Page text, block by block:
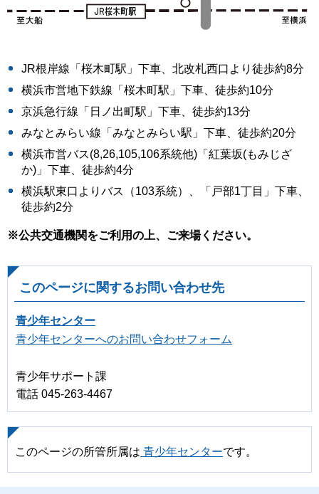
JR根岸線「桜木町駅」下車、北改札西口より徒歩約8分
横浜市営地下鉄線「桜木町駅」下車、徒歩約10分
京浜急行線「日ノ出町駅」下車、徒歩約13分
みなとみらい線「みなとみらい駅」下車、徒歩約20分
横浜市営バス(8,26,105,106系統他)「紅葉坂(もみじざ
か)」下車、徒歩約4分
横浜駅東口よりバス（103系統）、「戸部1丁目」下車、
徒歩約2分
※公共交通機関をご利用の上、ご来場ください。
このページに関するお問い合わせ先
青少年センター
青少年センターへのお問い合わせフォーム
青少年サポート課
電話 045-263-4467
このページの所管所属は 青少年センターです。